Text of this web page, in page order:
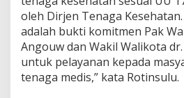
n
T
e
n
a
a
oleh Dirjen Tenaga
adalah bukti komitmen Pak
Angouw dan Wakil Walikota
untuk pelayanan kepada
tenaga medis,” kata Rotinsulu.